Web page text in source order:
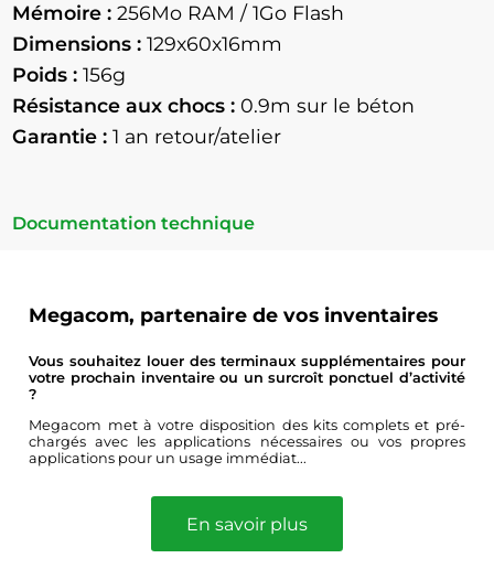
Mémoire : 256Mo RAM / 1Go Flash
Dimensions : 129x60x16mm
Poids :156g
Résistance aux chocs : 0.9m sur le béton
Garantie : 1 an retour/atelier
Documentation technique
Megacom, partenaire de vos inventaires
Vous souhaitez louer des terminaux supplémentaires pour
votre prochain inventaire ou un surcroît ponctuel d’activité
?
Megacom met à votre disposition des kits complets et pré-
chargés avec les applications nécessaires ou vos propres
applications pour un usage immédiat...
En savoir plus